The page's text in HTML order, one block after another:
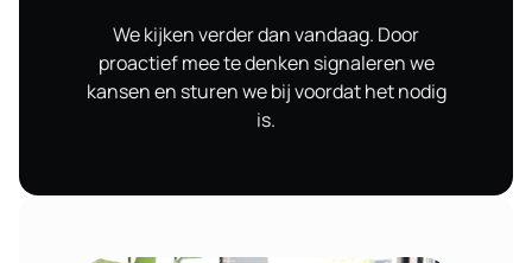
We kijken verder dan vandaag. Door
proactief mee te denken signaleren we
kansen en sturen we bij voordat het nodig
is.